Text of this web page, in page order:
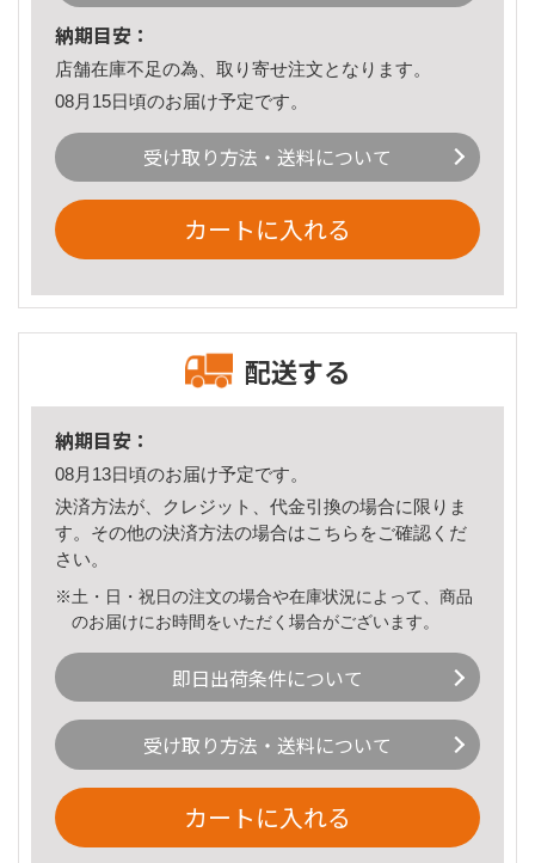
納期目安：
店舗在庫不足の為、取り寄せ注文となります。
08月15日頃のお届け予定です。
受け取り方法・送料について
カートに入れる
配送する
納期目安：
08月13日頃のお届け予定です。
決済方法が、クレジット、代金引換の場合に限りま
す。その他の決済方法の場合はこちら をご確認くだ
さい。
※土・日・祝日の注文の場合や在庫状況によって、商品
のお届けにお時間をいただく場合がございます。
即日出荷条件について
受け取り方法・送料について
カートに入れる